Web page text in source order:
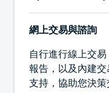
網上交易與諮詢
自行進行線上交
報告，以及內建
支持，協助您決策